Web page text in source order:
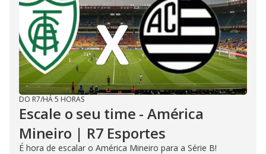
DO R7/HÁ 5 HORAS
Escale o seu time - América
Mineiro | R7 Esportes
É hora de escalar o América Mineiro para a Série B!